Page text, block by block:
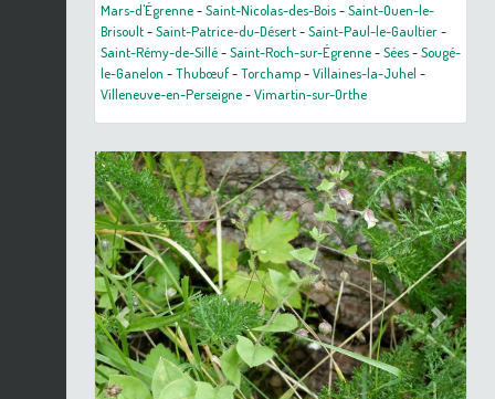
Mars-d'Égrenne-Saint-Nicolas-des-Bois-Saint-Ouen-le-
Brisoult-Saint-Patrice-du-Désert-Saint-Paul-le-Gaultier-
Saint-Rémy-de-Sillé-Saint-Roch-sur-Égrenne-Sées-Sougé-
le-Ganelon -Thubœuf-Torchamp-Villaines-la-Juhel -
Villeneuve-en-Perseigne-Vimartin-sur-Orthe
Previous Next